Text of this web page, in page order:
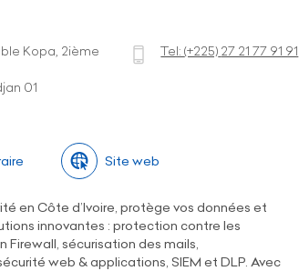
Kopa, 2ième
01
Tel:(+225) 27 21 77 91 91
Site web
en Côte d’Ivoire, protège vos données et
innovantes : protection contre les
sécurisation des mails,
web & applications, SIEM et DLP. Avec